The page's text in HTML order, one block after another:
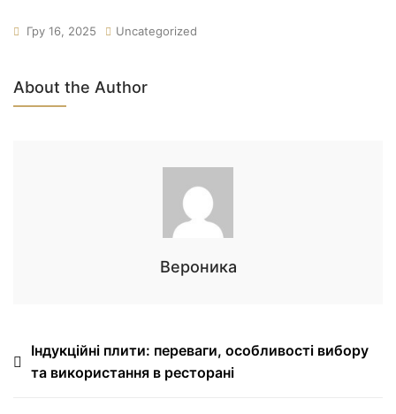
Гру 16, 2025 Uncategorized
About the Author
Вероника
Навігація
записів
Індукційні плити: переваги, особливості вибору
та використання в ресторані